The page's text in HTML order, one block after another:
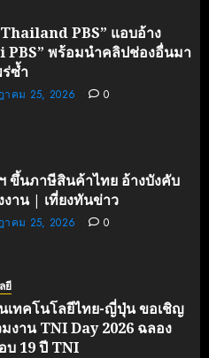
PBS” แอบอ้าง
PBS” พร้อมนำคลิปช่องอื่นมา
ร่ซ้ำ
าคม 25, 2026 0
ขึ้นภาษีสินค้าไทย อ้างบังคับ
งาน | เที่ยงทันข่าว
าคม 25, 2026 0
ยี
เทคโนโลยีไทย-ญี่ปุ่น ขอเชิญ
มงาน TNI Day 2026 ฉลอง
บ 19 ปี TNI